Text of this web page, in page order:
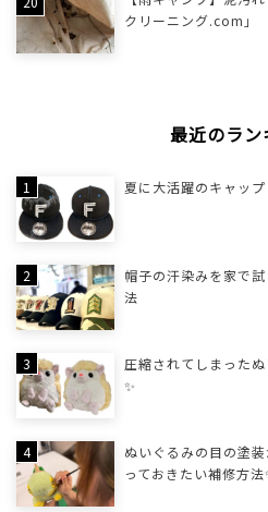
クリーニング.com」
最近のラン
夏に大活躍のキャッ
帽子の汗染みを家で
法
圧縮されてしまった
✨
ぬいぐるみの目の塗
っておきたい補修方法